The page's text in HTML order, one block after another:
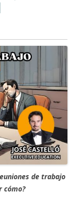
de trabajo
cómo?